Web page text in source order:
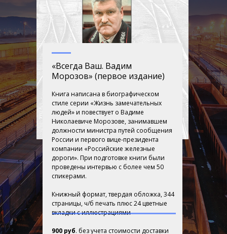
«Всегда Ваш. Вадим
Морозов» (первое издание)
Книга написана в биографическом
стиле серии «Жизнь замечательных
людей» и повествует о Вадиме
Николаевиче Морозове, занимавшем
должности министра путей сообщения
России и первого вице-президента
компании «Российские железные
дороги». При подготовке книги были
проведены интервью с более чем 50
спикерами.
Книжный формат, твердая обложка, 344
страницы, ч/б печать плюс 24 цветные
вкладки с иллюстрациями
900 руб. без учета стоимости доставки